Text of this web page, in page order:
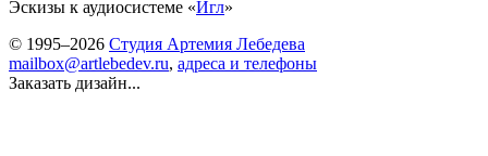
Эскизы к аудиосистеме «Игл»
© 1995–2026 Студия Артемия Лебедева
mailbox@artlebedev.ru, адреса и телефоны
Заказать дизайн...